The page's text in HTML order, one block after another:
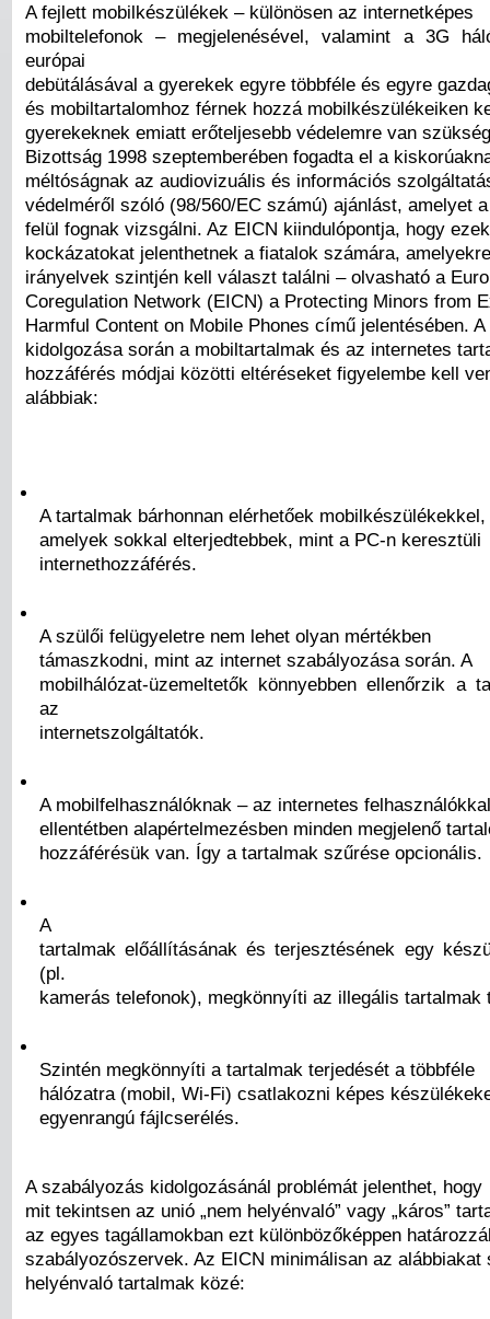
A fejlett mobilkészülékek – különösen az internetképes
mobiltelefonok – megjelenésével, valamint a 3G
európai
debütálásával a gyerekek egyre többféle és egyre
és mobiltartalomhoz férnek hozzá mobilkészülékeiken
gyerekeknek emiatt erőteljesebb védelemre van
Bizottság 1998 szeptemberében fogadta el a
méltóságnak az audiovizuális és információs
védelméről szóló (98/560/EC számú) ajánlást, amelyet
felül fognak vizsgálni. Az EICN kiindulópontja, hogy
kockázatokat jelenthetnek a fiatalok számára,
irányelvek szintjén kell választ találni – olvasható a
Coregulation Network (EICN) a Protecting Minors from
Harmful Content on Mobile Phones című jelentésében.
kidolgozása során a mobiltartalmak és az internetes
hozzáférés módjai közötti eltéréseket figyelembe kell
alábbiak:
A tartalmak bárhonnan elérhetőek mobilkészülékekkel,
amelyek sokkal elterjedtebbek, mint a PC-n keresztüli
internethozzáférés.
A szülői felügyeletre nem lehet olyan mértékben
támaszkodni, mint az internet szabályozása során. A
mobilhálózat-üzemeltetők könnyebben ellenőrzik a
az
internetszolgáltatók.
A mobilfelhasználóknak – az internetes felhasználókkal
ellentétben alapértelmezésben minden megjelenő
hozzáférésük van. Így a tartalmak szűrése opcionális.
A
tartalmak előállításának és terjesztésének egy
(pl.
kamerás telefonok), megkönnyíti az illegális tartalmak
Szintén megkönnyíti a tartalmak terjedését a többféle
hálózatra (mobil, Wi-Fi) csatlakozni képes
egyenrangú fájlcserélés.
A szabályozás kidolgozásánál problémát jelenthet, hogy
mit tekintsen az unió „nem helyénvaló” vagy „káros”
az egyes tagállamokban ezt különbözőképpen
szabályozószervek. Az EICN minimálisan az alábbiakat
helyénvaló tartalmak közé: